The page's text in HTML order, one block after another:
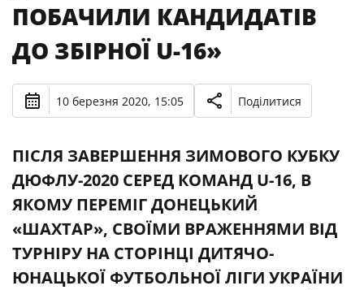
ПОБАЧИЛИ КАНДИДАТІВ
ДО ЗБІРНОЇ U-16»
10 березня 2020, 15:05 Поділитися
ПІСЛЯ ЗАВЕРШЕННЯ ЗИМОВОГО КУБКУ
ДЮФЛУ-2020 СЕРЕД КОМАНД U-16, В
ЯКОМУ ПЕРЕМІГ ДОНЕЦЬКИЙ
«ШАХТАР», СВОЇМИ ВРАЖЕННЯМИ ВІД
ТУРНІРУ НА СТОРІНЦІ ДИТЯЧО-
ЮНАЦЬКОЇ ФУТБОЛЬНОЇ ЛІГИ УКРАЇНИ